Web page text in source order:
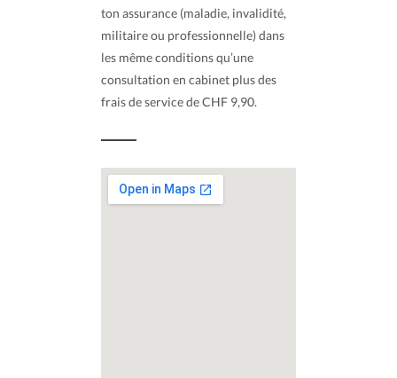
ton assurance (maladie, invalidité,
militaire ou professionnelle) dans
les même conditions qu’une
consultation en cabinet plus des
frais de service de CHF 9,90.